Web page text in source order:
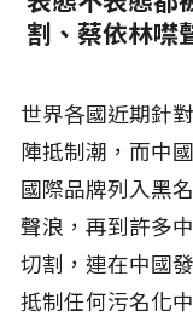
割、蔡依林噤
世界各國近期針
陣抵制潮，而中
國際品牌列入黑
聲浪，再到許多
切割，連在中國
抵制任何污名化